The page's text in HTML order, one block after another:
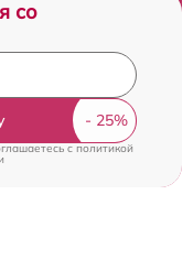
со
cполитикой